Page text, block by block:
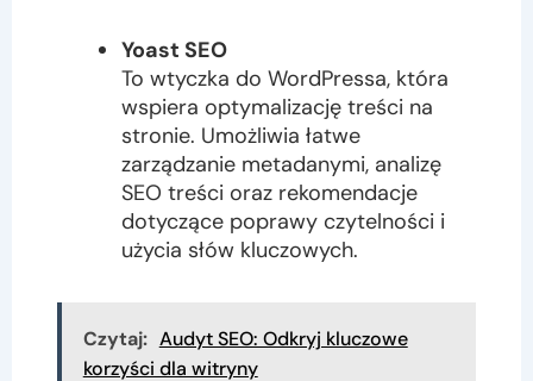
Yoast SEO
To wtyczka do WordPressa, która
wspiera optymalizację treści na
stronie. Umożliwia łatwe
zarządzanie metadanymi, analizę
SEO treści oraz rekomendacje
dotyczące poprawy czytelności i
użycia słów kluczowych.
Czytaj: Audyt SEO: Odkryj kluczowe
korzyści dla witryny